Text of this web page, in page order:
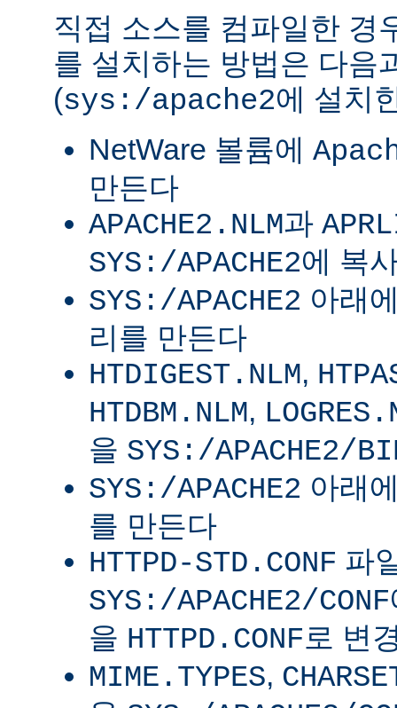
직접 소스를 컴파일한 경
를 설치하는 방법은 다음
(sys:/apache2에 설치
NetWare 볼륨에
만든다
APACHE2.NLM과
SYS:/APACHE2에 복
SYS:/APACHE2 아래
리를 만든다
HTDIGEST.NLM,
HTDBM.NLM,
을 SYS:/APACHE2/
SYS:/APACHE2 아래
를 만든다
HTTPD-STD.CONF 파
SYS:/APACHE2/CONF
을 HTTPD.CONF 로 변
MIME.TYPES,